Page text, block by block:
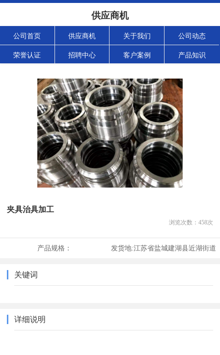
供应商机
公司首页 供应商机 关于我们 公司动态
荣誉认证 招聘中心 客户案例 产品知识
夹具治具加工
浏览次数： 458次
产品规格： 发货地:江苏省盐城建湖县近湖街道
关键词
详细说明